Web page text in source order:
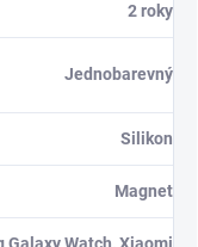
2 roky
Jednobarevný
Silikon
Magnet